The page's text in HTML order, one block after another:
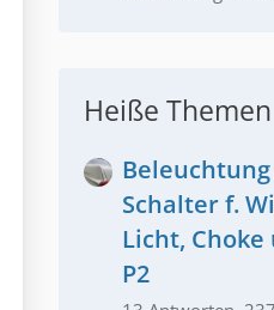
Heiße Themen
Schalter f.
Licht, Choke
P2